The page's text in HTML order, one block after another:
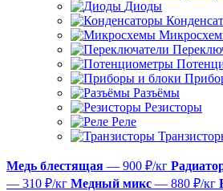
Диоды
Разъёмы
Резисторы
Реле
Медь блестящая — 900 ₽/кг
— 310 ₽/кг Медный микс — 880 ₽/кг